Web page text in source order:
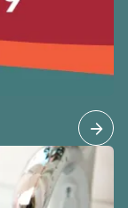
que
travail